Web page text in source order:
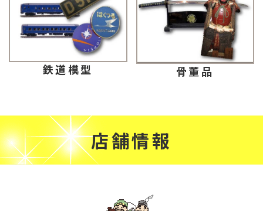
鉄道模型 骨董品
店舗情報